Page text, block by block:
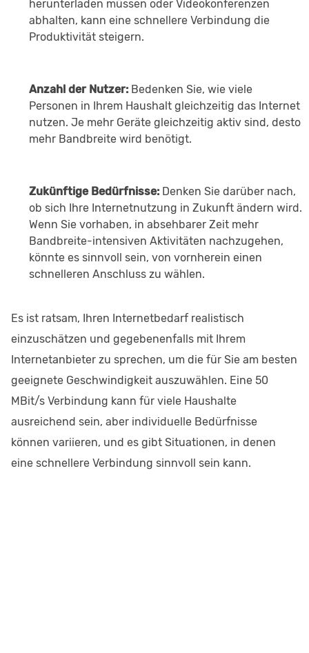
herunterladen müssen oder Videokonferenzen
abhalten, kann eine schnellere Verbindung die
Produktivität steigern.
Anzahl der Nutzer: Bedenken Sie, wie viele
Personen in Ihrem Haushalt gleichzeitig das Internet
nutzen. Je mehr Geräte gleichzeitig aktiv sind, desto
mehr Bandbreite wird benötigt.
Zukünftige Bedürfnisse: Denken Sie darüber nach,
ob sich Ihre Internetnutzung in Zukunft ändern wird.
Wenn Sie vorhaben, in absehbarer Zeit mehr
Bandbreite-intensiven Aktivitäten nachzugehen,
könnte es sinnvoll sein, von vornherein einen
schnelleren Anschluss zu wählen.
Es ist ratsam, Ihren Internetbedarf realistisch
einzuschätzen und gegebenenfalls mit Ihrem
Internetanbieter zu sprechen, um die für Sie am besten
geeignete Geschwindigkeit auszuwählen. Eine 50
MBit/s Verbindung kann für viele Haushalte
ausreichend sein, aber individuelle Bedürfnisse
können variieren, und es gibt Situationen, in denen
eine schnellere Verbindung sinnvoll sein kann.